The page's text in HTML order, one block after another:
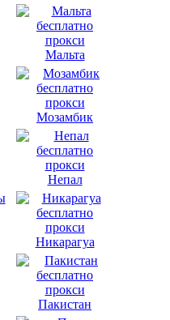
Мальта
Мозамбик
Непал
Никарагуа
Пакистан